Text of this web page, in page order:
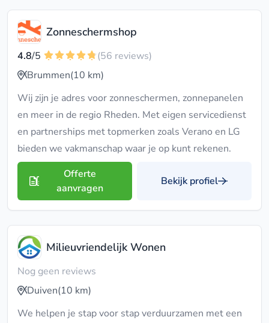
Zonneschermshop
4.8/5
(56 reviews)
Brummen(10 km)
Wij zijn je adres voor zonneschermen, zonnepanelen
en meer in de regio Rheden. Met eigen servicedienst
en partnerships met topmerken zoals Verano en LG
bieden we vakmanschap waar je op kunt rekenen.
Offerte
aanvragen
Bekijk profiel
Milieuvriendelijk Wonen
Nog geen reviews
Duiven(10 km)
We helpen je stap voor stap verduurzamen met een